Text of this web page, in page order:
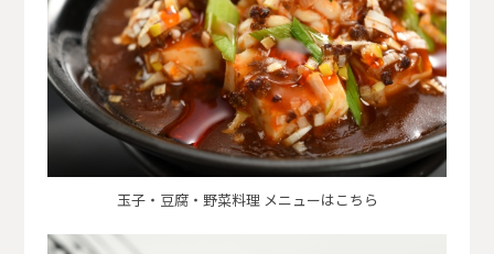
玉子・豆腐・野菜料理 メニューはこちら